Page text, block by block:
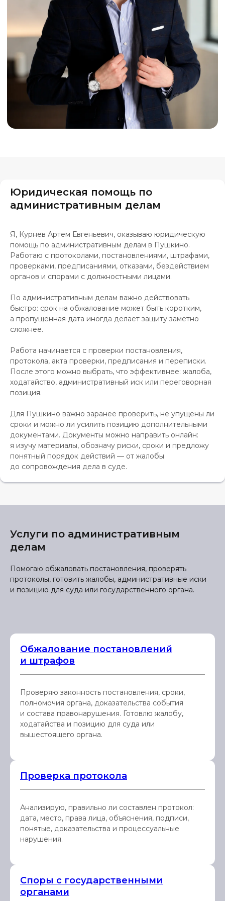
Юридическая помощь по
административным делам
Я, Курнев Артем Евгеньевич, оказываю юридическую
помощь по административным делам в Пушкино.
Работаю с протоколами, постановлениями, штрафами,
проверками, предписаниями, отказами, бездействием
органов и спорами с должностными лицами.
По административным делам важно действовать
быстро: срок на обжалование может быть коротким,
а пропущенная дата иногда делает защиту заметно
сложнее.
Работа начинается с проверки постановления,
протокола, акта проверки, предписания и переписки.
После этого можно выбрать, что эффективнее: жалоба,
ходатайство, административный иск или переговорная
позиция.
Для Пушкино важно заранее проверить, не упущены ли
сроки и можно ли усилить позицию дополнительными
документами. Документы можно направить онлайн:
я изучу материалы, обозначу риски, сроки и предложу
понятный порядок действий — от жалобы
до сопровождения дела в суде.
Услуги по административным
делам
Помогаю обжаловать постановления, проверять
протоколы, готовить жалобы, административные иски
и позицию для суда или государственного органа.
Обжалование постановлений
и штрафов
Проверяю законность постановления, сроки,
полномочия органа, доказательства события
и состава правонарушения. Готовлю жалобу,
ходатайства и позицию для суда или
вышестоящего органа.
Проверка протокола
Анализирую, правильно ли составлен протокол:
дата, место, права лица, объяснения, подписи,
понятые, доказательства и процессуальные
нарушения.
Споры с государственными
органами